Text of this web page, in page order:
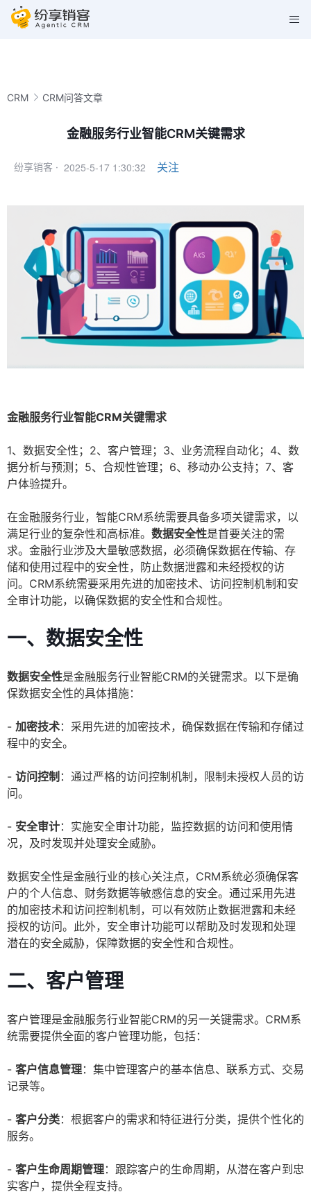
CRM CRM问答文章
金融服务行业智能CRM关键需求
纷享销客 · 2025-5-17 1:30:32 关注
金融服务行业智能CRM关键需求
1、数据安全性；2、客户管理；3、业务流程自动化；4、数
据分析与预测；5、合规性管理；6、移动办公支持；7、客
户体验提升。
在金融服务行业，智能CRM系统需要具备多项关键需求，以
满足行业的复杂性和高标准。 数据安全性是首要关注的需
求。金融行业涉及大量敏感数据，必须确保数据在传输、存
储和使用过程中的安全性，防止数据泄露和未经授权的访
问。CRM系统需要采用先进的加密技术、访问控制机制和安
全审计功能，以确保数据的安全性和合规性。
一、数据安全性
数据安全性是金融服务行业智能CRM的关键需求。以下是确
保数据安全性的具体措施：
- 加密技术：采用先进的加密技术，确保数据在传输和存储过
程中的安全。
- 访问控制 ：通过严格的访问控制机制，限制未授权人员的访
问。
- 安全审计：实施安全审计功能，监控数据的访问和使用情
况，及时发现并处理安全威胁。
数据安全性是金融行业的核心关注点，CRM系统必须确保客
户的个人信息、财务数据等敏感信息的安全。通过采用先进
的加密技术和访问控制机制，可以有效防止数据泄露和未经
授权的访问。此外，安全审计功能可以帮助及时发现和处理
潜在的安全威胁，保障数据的安全性和合规性。
二、客户管理
客户管理是金融服务行业智能CRM的另一关键需求。CRM系
统需要提供全面的客户管理功能，包括：
- 客户信息管理：集中管理客户的基本信息、联系方式、交易
记录等。
- 客户分类：根据客户的需求和特征进行分类，提供个性化的
服务。
- 客户生命周期管理：跟踪客户的生命周期，从潜在客户到忠
实客户，提供全程支持。